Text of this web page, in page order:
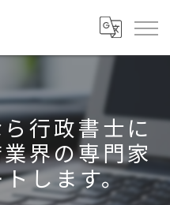
行政書士に
界の専門家
します。